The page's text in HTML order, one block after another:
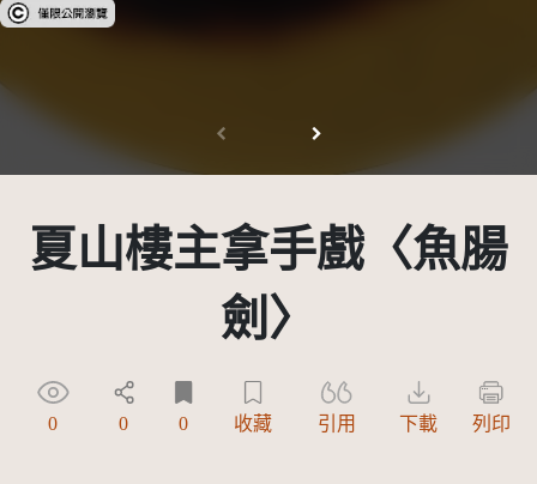
夏山樓主拿手戲〈魚腸
劍〉
0 0 0 收藏 引用 下載 列印